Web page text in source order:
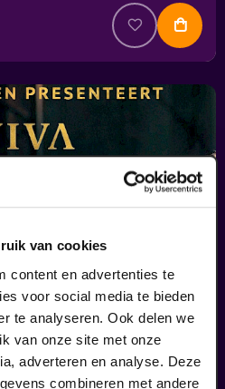
van cookies
content en advertenties te
voor social media te bieden
te analyseren. Ook delen we
van onze site met onze
adverteren en analyse. Deze
combineren met andere